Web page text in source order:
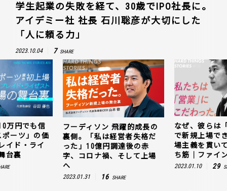
学生起業の失敗を経て、30歳でIPO社長に。
アイデミー社 社長 石川聡彦が大切にした
「人に頼る力」
2023.10.04 7 SHARE
万円でも信
ーツ」の価
イド・ライ
台裏
フーディソン 飛躍的成長の
裏側。「私は経営者失格だ
った」10億円調達後の赤
字、コロナ禍、そして上場
へ
2023.01.31 16 SHARE
なぜ、彼らは
で新規上場で
場主義を貫い
ち筋｜ファイ
2023.01.10 29